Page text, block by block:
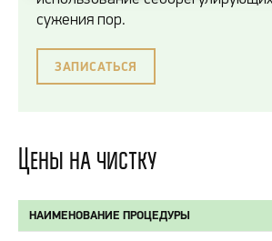
сужения пор.
ЗАПИСАТЬСЯ
Цены на чистку
НАИМЕНОВАНИЕ ПРОЦЕДУРЫ